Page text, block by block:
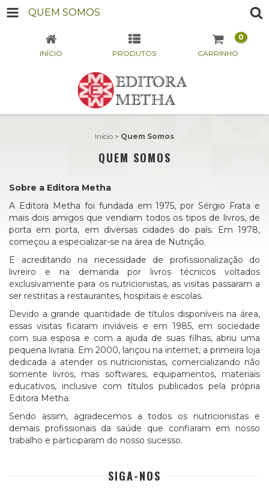
QUEM SOMOS
INÍCIO PRODUTOS CARRINHO
0
Início > Quem Somos
QUEM SOMOS
Sobre a Editora Metha
A Editora Metha foi fundada em 1975, por Sérgio Frata e
mais dois amigos que vendiam todos os tipos de livros, de
porta em porta, em diversas cidades do país. Em 1978,
começou a especializar-se na área de Nutrição.
E acreditando na necessidade de profissionalização do
livreiro e na demanda por livros técnicos voltados
exclusivamente para os nutricionistas, as visitas passaram a
ser restritas a restaurantes, hospitais e escolas.
Devido a grande quantidade de títulos disponíveis na área,
essas visitas ficaram inviáveis e em 1985, em sociedade
com sua esposa e com a ajuda de suas filhas, abriu uma
pequena livraria. Em 2000, lançou na internet, a primeira loja
dedicada a atender os nutricionistas, comercializando não
somente livros, mas softwares, equipamentos, materiais
educativos, inclusive com títulos publicados pela própria
Editora Metha.
Sendo assim, agradecemos a todos os nutricionistas e
demais profissionais da saúde que confiaram em nosso
trabalho e participaram do nosso sucesso.
SIGA-NOS